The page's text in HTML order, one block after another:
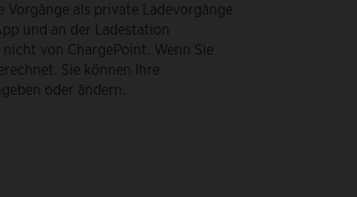
als private Ladevorgänge
und an der Ladestation
von ChargePoint. Wenn Sie
Sie können Ihre
oder ändern.